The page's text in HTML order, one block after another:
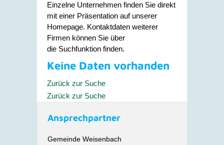
Einzelne Unternehmen finden Sie direkt
mit einer Präsentation auf unserer
Homepage. Kontaktdaten weiterer
Firmen können Sie über
die Suchfunktion finden.
Keine Daten vorhanden
Zurück zur Suche
Zurück zur Suche
Ansprechpartner
Gemeinde Weisenbach